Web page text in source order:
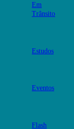
Em
Trânsito
Estudos
Eventos
Flash